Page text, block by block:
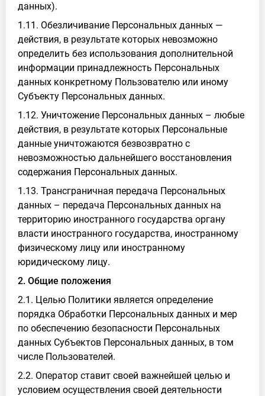
данных).
1.11. Обезличивание Персональных данных —
действия, в результате которых невозможно
определить без использования дополнительной
информации принадлежность Персональных
данных конкретному Пользователю или иному
Субъекту Персональных данных.
1.12. Уничтожение Персональных данных – любые
действия, в результате которых Персональные
данные уничтожаются безвозвратно с
невозможностью дальнейшего восстановления
содержания Персональных данных.
1.13. Трансграничная передача Персональных
данных – передача Персональных данных на
территорию иностранного государства органу
власти иностранного государства, иностранному
физическому лицу или иностранному
юридическому лицу.
2. Общие положения
2.1. Целью Политики является определение
порядка Обработки Персональных данных и мер
по обеспечению безопасности Персональных
данных Субъектов Персональных данных, в том
числе Пользователей.
2.2. Оператор ставит своей важнейшей целью и
условием осуществления своей деятельности